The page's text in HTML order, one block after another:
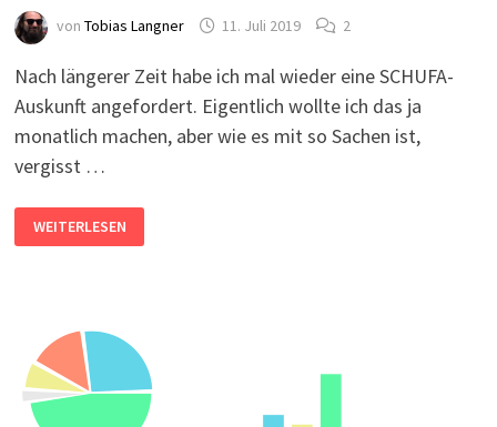
von Tobias Langner 11. Juli 2019 2
Nach längerer Zeit habe ich mal wieder eine SCHUFA-
Auskunft angefordert. Eigentlich wollte ich das ja
monatlich machen, aber wie es mit so Sachen ist,
vergisst …
AUSKUNFT
…
WEITERLESEN